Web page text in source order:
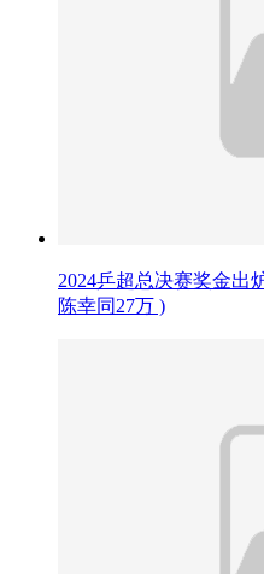
2024乒超总决赛奖金出
陈幸同27万 )